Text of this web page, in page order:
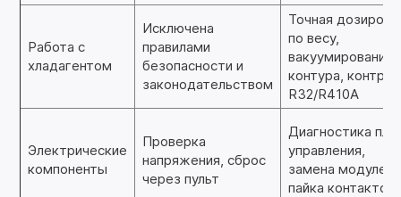
Работа с
хладагентом
Исключена
правилами
безопасности и
законодательством
Точная
по весу,
вакуумирование
контура,
R32/R410A
Электрические
компоненты
Проверка
напряжения, сброс
через пульт
Диагностика
управления,
замена модулей,
пайка контактов